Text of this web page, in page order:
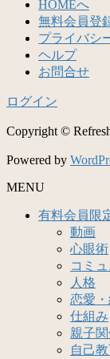
HOMEへ
無料会員登
プライバシ
ヘルプ
お問合せ
ログイン
Copyright ©
Powered by
MENU
有料会員限
動画
心眼術
コミ
人格
恋愛
仕組み
親子
自己